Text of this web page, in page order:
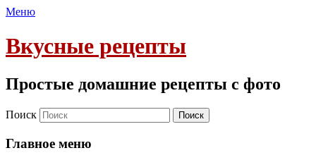
Меню
Вкусные рецепты
Простые домашние рецепты с фото
Поиск
Главное меню